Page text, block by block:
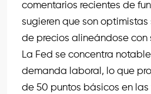
comentarios recientes de
sugieren que son optimistas
de precios alineándose con
La Fed se concentra
demanda laboral, lo que
de 50 puntos básicos en